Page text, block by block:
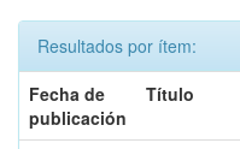
Resultados por ítem:
Fecha de
publicación
Título